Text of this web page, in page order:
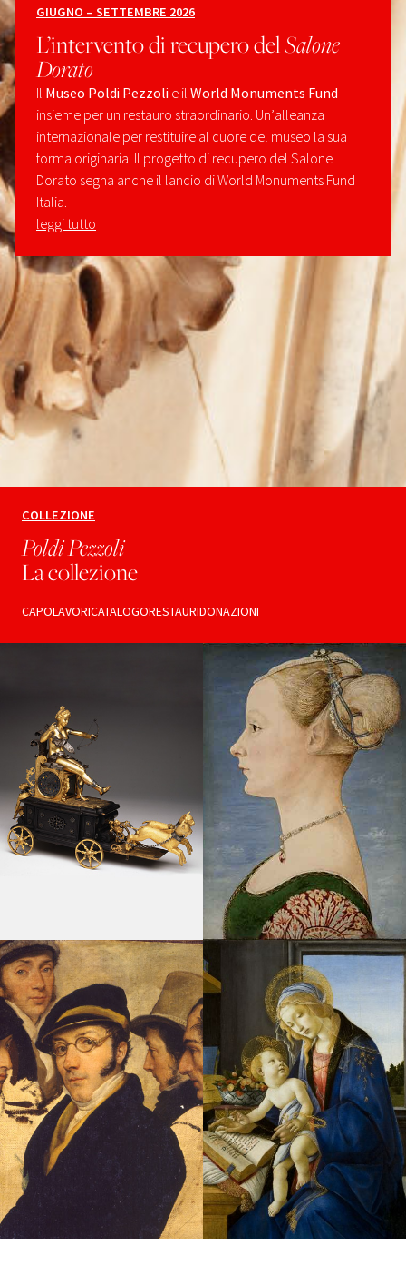
GIUGNO – SETTEMBRE 2026
L’intervento di recupero delSalone
Dorato
Il Museo Poldi Pezzoli e il World Monuments Fund
insieme per un restauro straordinario. Un’alleanza
internazionale per restituire al cuore del museo la sua
forma originaria. Il progetto di recupero del Salone
Dorato segna anche il lancio di World Monuments Fund
Italia.
leggi tutto
COLLEZIONE
Poldi Pezzoli
La collezione
CAPOLAVORICATALOGORESTAURIDONAZIONI